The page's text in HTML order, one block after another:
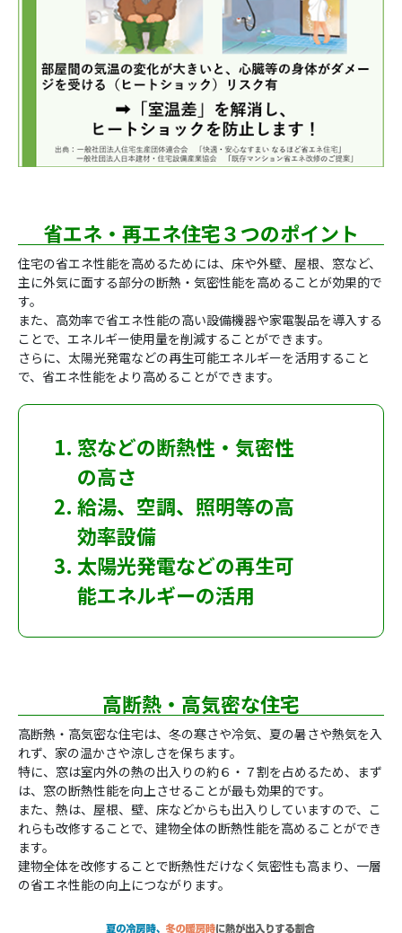
省エネ・再エネ住宅３つのポイント
住宅の省エネ性能を高めるためには、床や外壁、屋根、窓など、
主に外気に面する部分の断熱・気密性能を高めることが効果的で
す。
また、高効率で省エネ性能の高い設備機器や家電製品を導入する
ことで、エネルギー使用量を削減することができます。
さらに、太陽光発電などの再生可能エネルギーを活用すること
で、省エネ性能をより高めることができます。
窓などの断熱性・気密性
の高さ
給湯、空調、照明等の高
効率設備
太陽光発電などの再生可
能エネルギーの活用
高断熱・高気密な住宅
高断熱・高気密な住宅は、冬の寒さや冷気、夏の暑さや熱気を入
れず、家の温かさや涼しさを保ちます。
特に、窓は室内外の熱の出入りの約６・７割を占めるため、まず
は、窓の断熱性能を向上させることが最も効果的です。
また、熱は、屋根、壁、床などからも出入りしていますので、こ
れらも改修することで、建物全体の断熱性能を高めることができ
ます。
建物全体を改修することで断熱性だけなく気密性も高まり、一層
の省エネ性能の向上につながります。